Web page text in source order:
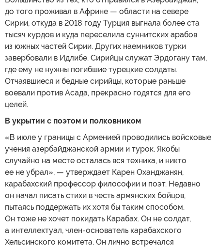
до того проживал в Африне — области на севере
Сирии, откуда в 2018 году Турция выгнала более ста
тысяч курдов и куда переселила суннитских арабов
из южных частей Сирии. Других наемников турки
завербовали в Идлибе. Сирийцы служат Эрдогану там,
где ему не нужны погибшие турецкие солдаты.
Отчаявшиеся и бедные сирийцы, которые раньше
воевали против Асада, прекрасно годятся для его
целей.
В укрытии с поэтом и полковником
«В июле у границы с Арменией проводились войсковые
учения азербайджанской армии и турок. Якобы
случайно на месте осталась вся техника, и никто
ее не убрал», — утверждает Карен Оханджанян,
карабахский профессор философии и поэт. Недавно
он начал писать стихи в честь армянских бойцов,
пытаясь поддержать их хотя бы таким способом.
Он тоже не хочет покидать Карабах. Он не солдат,
а интеллектуал, член-основатель карабахского
Хельсинского комитета. Он лично встречался